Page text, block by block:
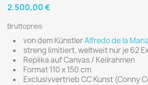
2.500,00 €
Bruttopreis
von dem KünstlerAlfredo de la
streng limitiert, weltweit nur je 62
Replika auf Canvas / Keilrahmen
Format 110 x 150 cm
Exclusivvertrieb CC Kunst (Conny